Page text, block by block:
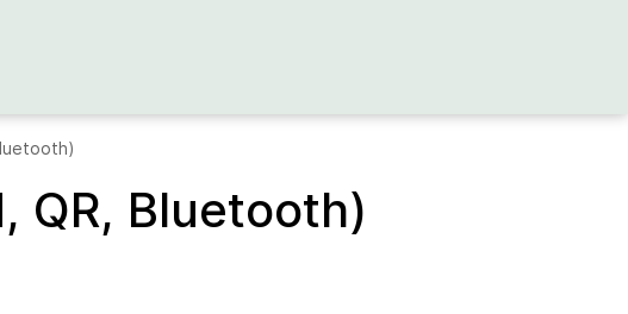
QR, Bluetooth)